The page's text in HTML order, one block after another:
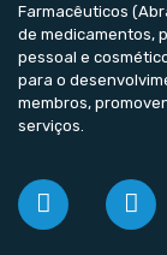
Farmacêuticos
de medicamentos,
pessoal e
para o
membros,
serviços.